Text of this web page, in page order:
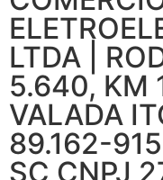
LTDA |
5.640, KM
VALADA
89.162-
SC CNPJ